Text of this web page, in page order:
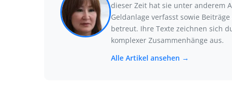
dieser Zeit hat sie unter anderem
Geldanlage verfasst sowie
betreut. Ihre Texte zeichnen sich
komplexer Zusammenhänge aus.
Alle Artikel ansehen →